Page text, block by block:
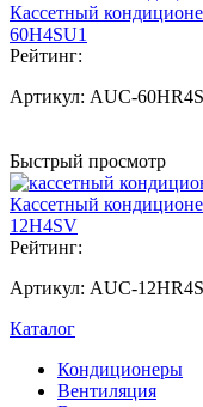
Кассетный
60H4SU1
Рейтинг:
Артикул: AUC-
Быстрый просмотр
Кассетный
12H4SV
Рейтинг:
Артикул: AUC-
Каталог
Кондиционеры
Вентиляция